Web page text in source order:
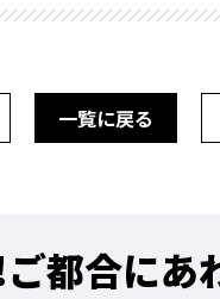
一覧に戻る
ご都合にあ